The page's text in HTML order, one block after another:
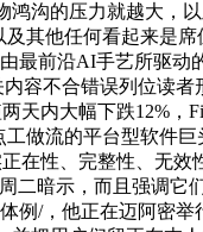
沟的压力就越大，
及其他任何看起来
前沿AI手艺所驱动
容不合错误列位读
内大幅下跌12%，
做流的平台型软件
在性、完整性、无
暗示，而且强调它
例/，他正在迈阿密